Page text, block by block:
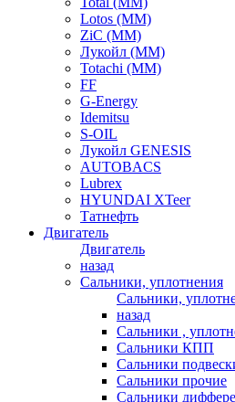
Lotos (ММ)
ZiC (ММ)
Лукойл (ММ)
Totachi (MM)
FF
G-Energy
Idemitsu
S-OIL
Лукойл GENESIS
AUTOBACS
Lubrex
HYUNDAI XTeer
Татнефть
Двигатель
Двигатель
назад
Сальники, уплотнения
Сальники,
назад
Сальники ,
Сальники КПП
Сальники
Сальники прочие
Сальники